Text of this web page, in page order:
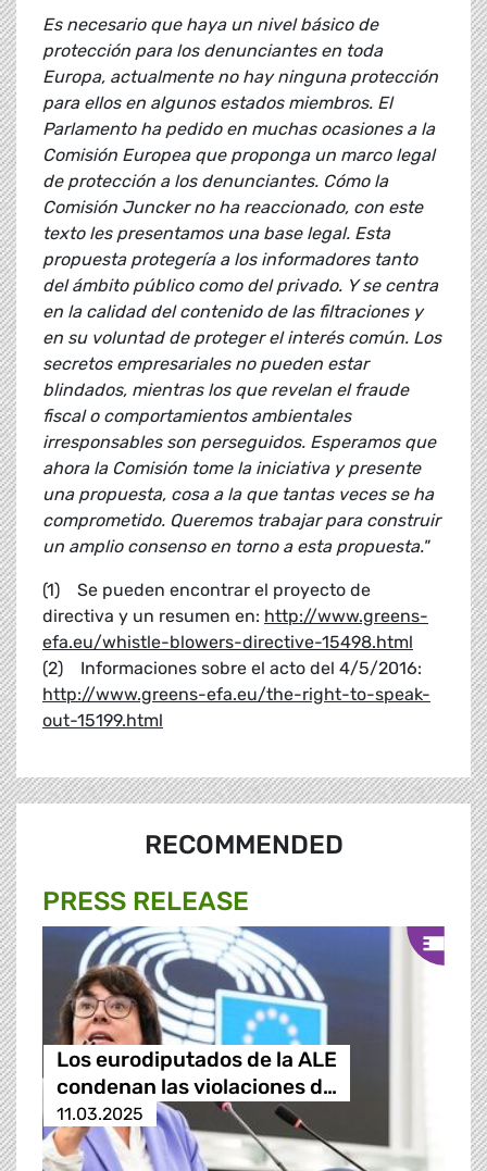
Es necesario que haya un nivel básico de
protección para los denunciantes en toda
Europa, actualmente no hay ninguna protección
para ellos en algunos estados miembros. El
Parlamento ha pedido en muchas ocasiones a la
Comisión Europea que proponga un marco legal
de protección a los denunciantes. Cómo la
Comisión Juncker no ha reaccionado, con este
texto les presentamos una base legal. Esta
propuesta protegería a los informadores tanto
del ámbito público como del privado. Y se centra
en la calidad del contenido de las filtraciones y
en su voluntad de proteger el interés común. Los
secretos empresariales no pueden estar
blindados, mientras los que revelan el fraude
fiscal o comportamientos ambientales
irresponsables son perseguidos. Esperamos que
ahora la Comisión tome la iniciativa y presente
una propuesta, cosa a la que tantas veces se ha
comprometido. Queremos trabajar para construir
un amplio consenso en torno a esta propuesta."
(1) Se pueden encontrar el proyecto de
directiva y un resumen en: http://www.greens-
efa.eu/whistle-blowers-directive-15498.html
(2) Informaciones sobre el acto del 4/5/2016:
http://www.greens-efa.eu/the-right-to-speak-
out-15199.html
RECOMMENDED
PRESS RELEASE
Los eurodiputados de la ALE
condenan las violaciones d…
11.03.2025